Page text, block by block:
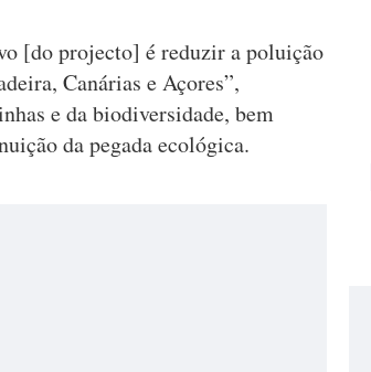
[do projecto] é reduzir a poluição
Canárias e Açores”,
e da biodiversidade, bem
da pegada ecológica.